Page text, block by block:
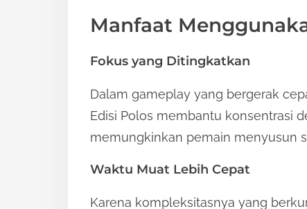
Manfaat
Fokus yang Ditingkatkan
Dalam gameplay yang bergerak
Edisi Polos membantu konsentrasi
memungkinkan pemain menyusun
Waktu Muat Lebih Cepat
Karena kompleksitasnya yang